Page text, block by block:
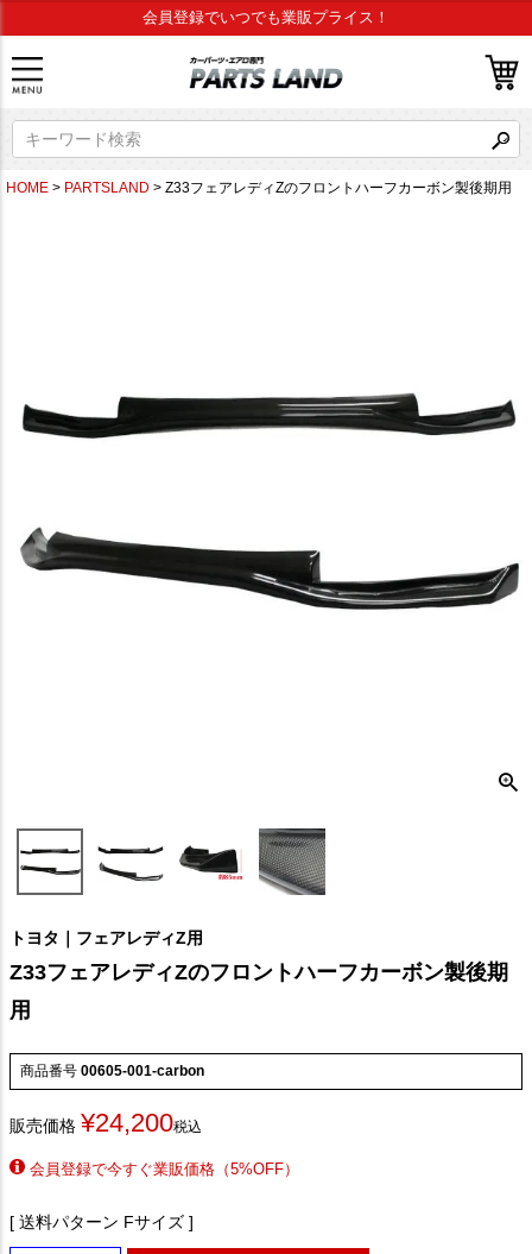
会員登録でいつでも業販プライス！
HOME PARTSLAND Z33フェアレディZのフロントハーフカーボン製後期用
トヨタ｜フェアレディZ用
Z33フェアレディZのフロントハーフカーボン製後期
用
商品番号 00605-001-carbon
販売価格 ¥24,200税込
会員登録で今すぐ業販価格（5%OFF）
送料パターン Fサイズ